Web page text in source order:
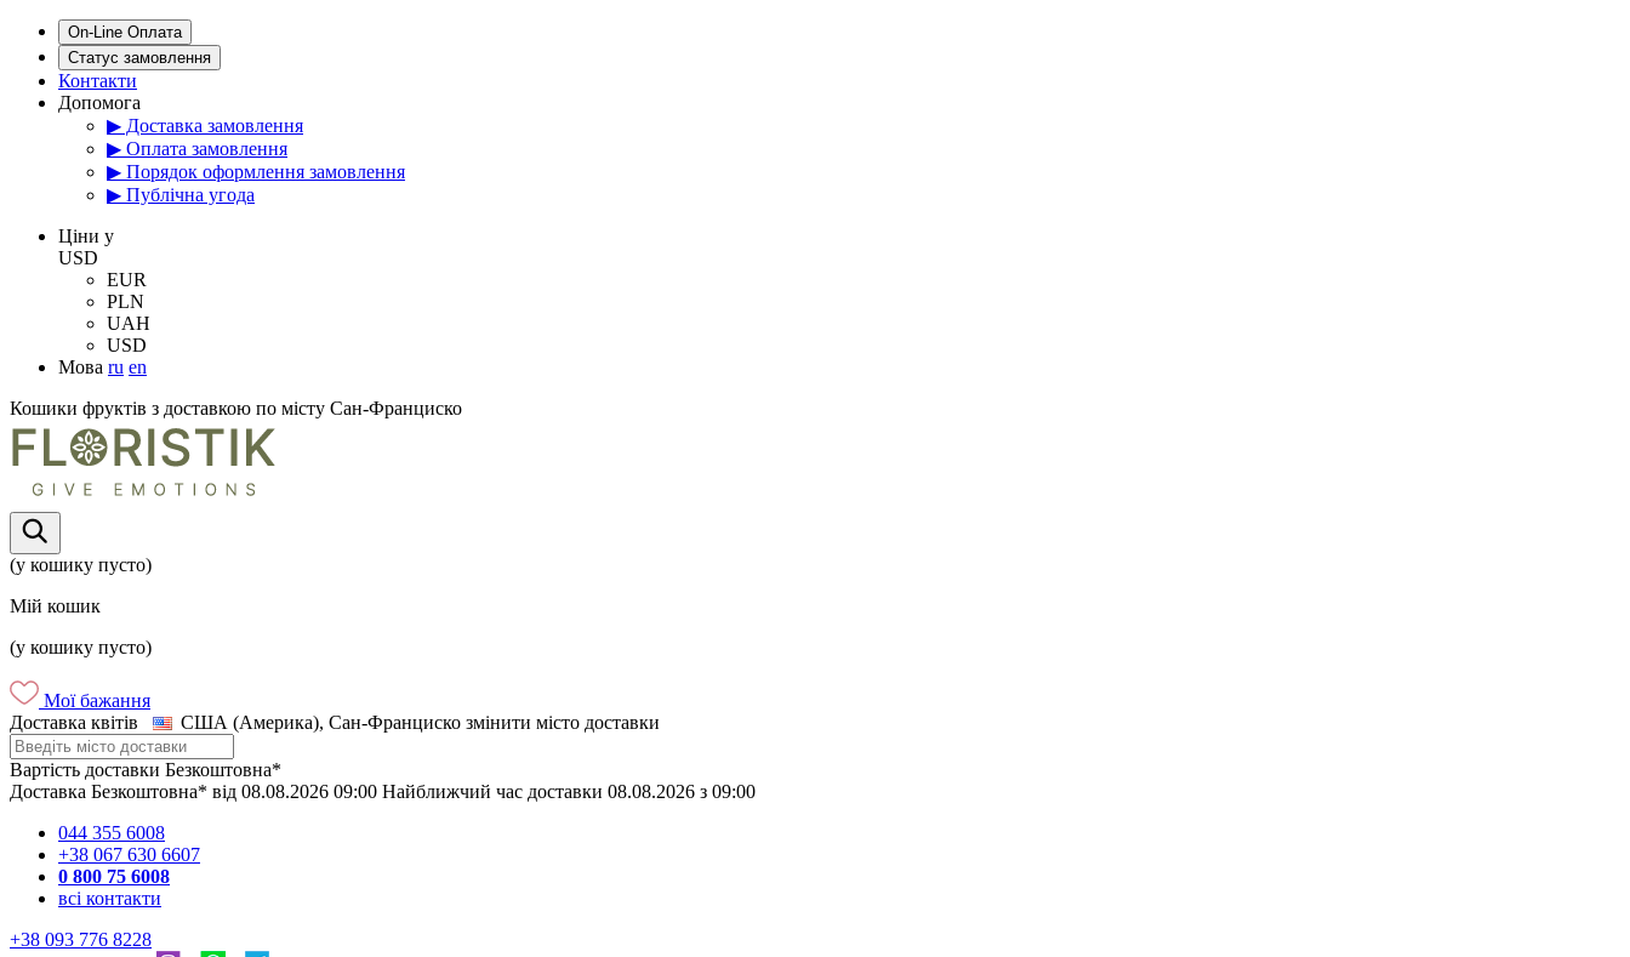
On-Line Оплата
Статус замовлення
Контакти
Допомога
▶ Доставка замовлення
▶ Оплата замовлення
▶ Порядок оформлення замовлення
▶ Публічна угода
Цiни у
USD
EUR
PLN
UAH
USD
Мова ru en
Кошики фруктів з доставкою по місту Сан-Франциско
(у кошику пусто)
Мій кошик
(у кошику пусто)
Мої бажання
Доставка квітів
США (Америка), Сан-Франциско змінити місто доставки
Вартість доставки Безкоштовна*
Доставка Безкоштовна* від 08.08.2026 09:00 Найближчий час доставки 08.08.2026 з 09:00
044 355 6008
+38 067 630 6607
0 800 75 6008
всі контакти
+38 093 776 8228